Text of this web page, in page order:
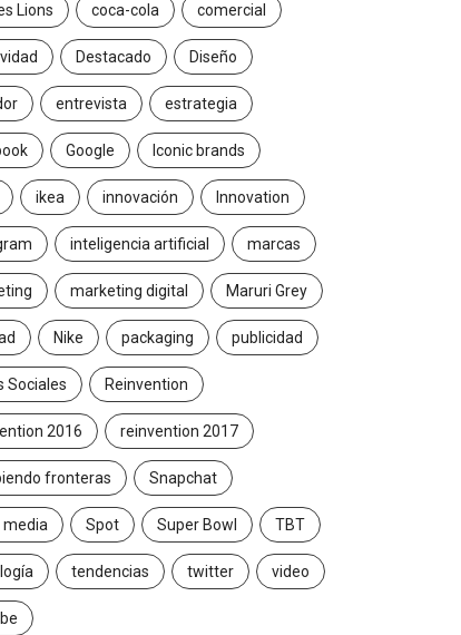
Lions coca-cola comercial
Destacado Diseño
entrevista estrategia
Google Iconic brands
ikea innovación Innovation
inteligencia artificial marcas
marketing digital Maruri Grey
Nike packaging publicidad
Sociales Reinvention
2016 reinvention 2017
fronteras Snapchat
media Spot Super Bowl TBT
tendencias twitter video